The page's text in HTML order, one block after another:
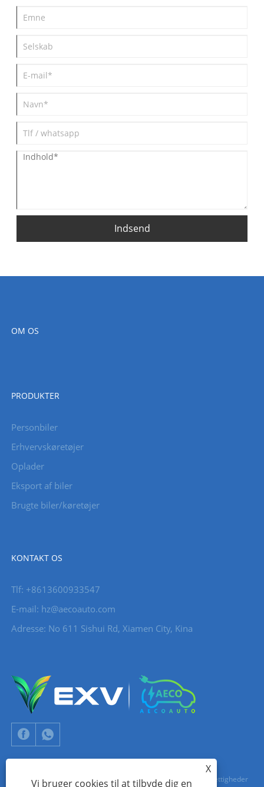
Indsend
OM OS
PRODUKTER
Personbiler
Erhvervskøretøjer
Oplader
Eksport af biler
Brugte biler/køretøjer
KONTAKT OS
Tlf: +8613600933547
E-mail: hz@aecoauto.com
Adresse: No 611 Sishui Rd, Xiamen City, Kina
Copyright © 2024 Xiamen Aecoauto Technology Co., Ltd. Alle rettigheder
X
Vi bruger cookies til at tilbyde dig en